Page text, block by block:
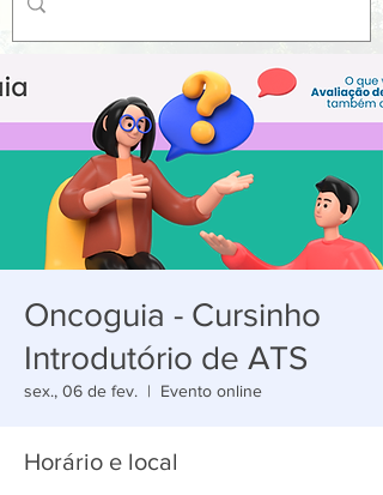
Oncoguia - Cursinho
Introdutório de ATS
sex., 06 de fev.
  |
Evento online
Horário e local